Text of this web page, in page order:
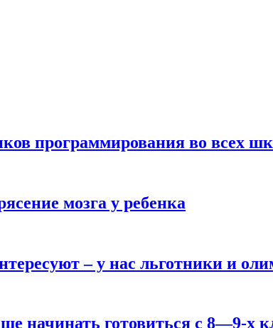
программирования во всех
мозга у ребенка
– у нас льготники и
начинать готовиться с 8—9-х